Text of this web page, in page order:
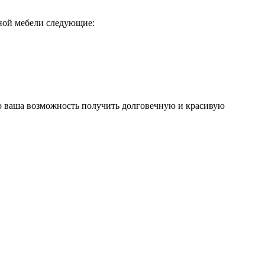
мебели следующие:
возможность получить долговечную и красивую